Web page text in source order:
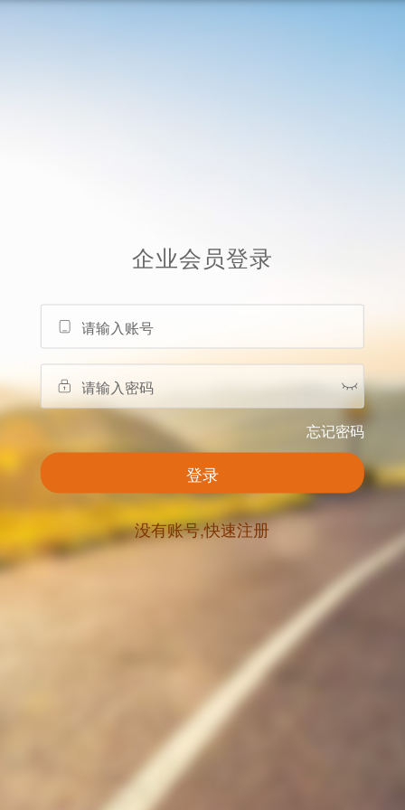
企业会员登录
忘记密码
登录
没有账号,快速注册